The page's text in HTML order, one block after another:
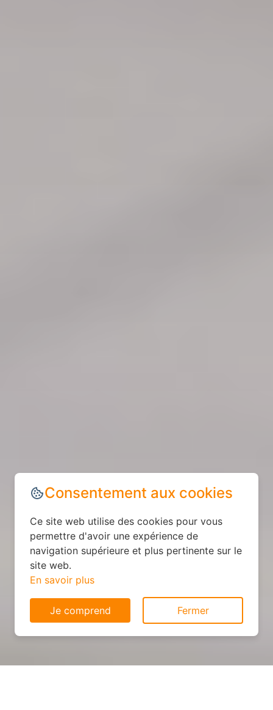
Consentement aux cookies
Ce site web utilise des cookies pour vous
permettre d'avoir une expérience de
navigation supérieure et plus pertinente sur le
site web.
En savoir plus
Je comprend Fermer